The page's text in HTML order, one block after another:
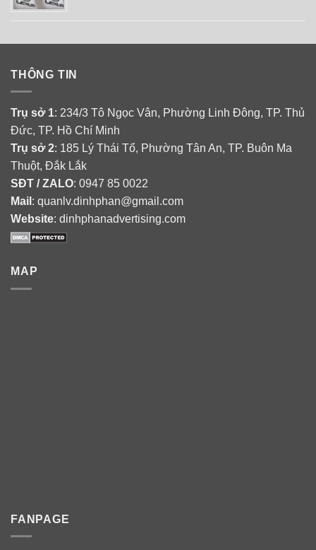
THÔNG TIN
Trụ sở 1: 234/3 Tô Ngọc Vân, Phường Linh Đông, TP. Thủ
Đức, TP. Hồ Chí Minh
Trụ sở 2: 185 Lý Thái Tổ, Phường Tân An, TP. Buôn Ma
Thuột, Đắk Lắk
SĐT / ZALO: 0947 85 0022
Mail : quanlv.dinhphan@gmail.com
Website: dinhphanadvertising.com
MAP
FANPAGE